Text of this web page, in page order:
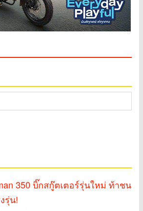
350 บิ๊กสกู๊ตเตอร์รุ่นใหม่ ท้าชน
รุ่น!